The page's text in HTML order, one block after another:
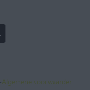
·Algemene voorwaarden